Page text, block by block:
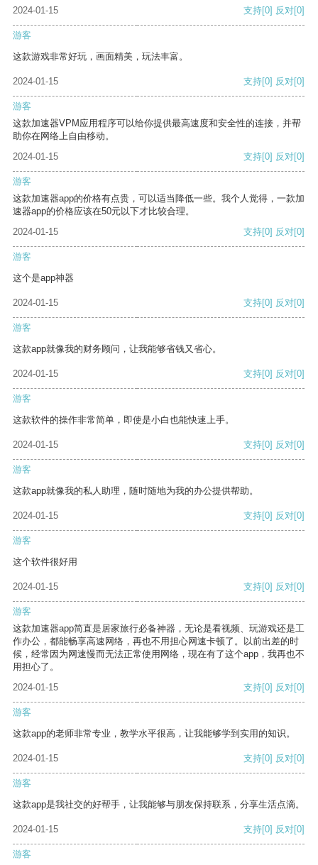
2024-01-15 支持[0] 反对[0]
游客
这款游戏非常好玩，画面精美，玩法丰富。
2024-01-15 支持[0] 反对[0]
游客
这款加速器VPM应用程序可以给你提供最高速度和安全性的连接，并帮
助你在网络上自由移动。
2024-01-15
支持[0] 反对[0]
游客
这款加速器app的价格有点贵，可以适当降低一些。我个人觉得，一款加
速器app的价格应该在50元以下才比较合理。
2024-01-15
支持[0] 反对[0]
游客
这个是app神器
2024-01-15 支持[0] 反对[0]
游客
这款app就像我的财务顾问，让我能够省钱又省心。
2024-01-15 支持[0] 反对[0]
游客
这款软件的操作非常简单，即使是小白也能快速上手。
2024-01-15 支持[0] 反对[0]
游客
这款app就像我的私人助理，随时随地为我的办公提供帮助。
2024-01-15 支持[0] 反对[0]
游客
这个软件很好用
2024-01-15 支持[0] 反对[0]
游客
这款加速器app简直是居家旅行必备神器，无论是看视频、玩游戏还是工
作办公，都能畅享高速网络，再也不用担心网速卡顿了。以前出差的时
候，经常因为网速慢而无法正常使用网络，现在有了这个app，我再也不
用担心了。
2024-01-15
支持[0] 反对[0]
游客
这款app的老师非常专业，教学水平很高，让我能够学到实用的知识。
2024-01-15 支持[0] 反对[0]
游客
这款app是我社交的好帮手，让我能够与朋友保持联系，分享生活点滴。
2024-01-15 支持[0] 反对[0]
游客